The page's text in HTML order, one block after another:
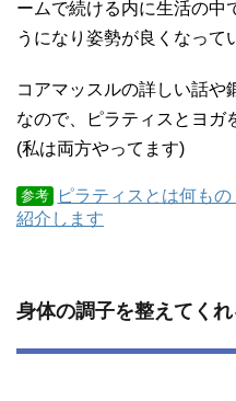
ームで続ける内に生活の中
うになり姿勢が良くなって
コアマッスルの詳しい話や
なので、ピラティスとヨガ
(私は両方やってます)
参考
ピラティスとは何も
紹介します
身体の調子を整えてくれ